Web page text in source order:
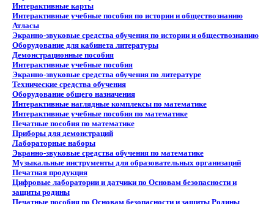
Интерактивные карты
Интерактивные учебные пособия по истории и обществознанию
Атласы
Экранно-звуковые средства обучения по истории и обществознанию
Оборудование для кабинета литературы
Демонстрационные пособия
Интерактивные учебные пособия
Экранно-звуковые средства обучения по литературе
Технические средства обучения
Оборудование общего назначения
Интерактивные наглядные комплексы по математике
Интерактивные учебные пособия по математике
Печатные пособия по математике
Приборы для демонстраций
Лабораторные наборы
Экранно-звуковые средства обучения по математике
Музыкальные инструменты для образовательных организаций
Печатная продукция
Цифровые лаборатории и датчики по Основам безопасности и
защиты родины
Печатные пособия по Основам безопасности и защиты Родины